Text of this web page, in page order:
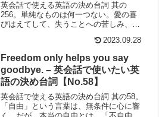
英会話で使える英語の決め台詞 其の
256。単純なものは何一つない。愛の喜
びはえてして、失うことへの苦しみ、恐
2023.09.28
Freedom only helps you say
goodbye. – 英会話で使いたい英
語の決め台詞【No.58】
英会話で使える英語の決め台詞 其の58。
「自由」という言葉は、無条件に心に響